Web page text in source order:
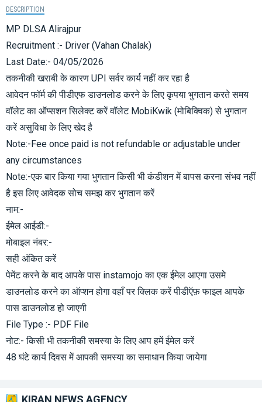
DESCRIPTION
MP DLSA Alirajpur
Recruitment :- Driver (Vahan Chalak)
Last Date:- 04/05/2026
तकनीकी खराबी के कारण UPI सर्वर कार्य नहीं कर रहा है
आवेदन फॉर्म की पीडीएफ डाउनलोड करने के लिए कृपया भुगतान करते समय
वॉलेट का ऑप्सशन सिलेक्ट करें वॉलेट MobiKwik (मोबिक्विक) से भुगतान
करें असुविधा के लिए खेद है
Note:-Fee once paid is not refundable or adjustable under
any circumstances
Note:-एक बार किया गया भुगतान किसी भी कंडीशन में बापस करना संभव नहीं
है इस लिए आवेदक सोच समझ कर भुगतान करें
नाम:-
ईमेल आईडी:-
मोबाइल नंबर:-
सही अंकित करें
पेमेंट करने के बाद आपके पास instamojo का एक ईमेल आएगा उसमे
डाउनलोड करने का ऑप्शन होगा वहाँ पर क्लिक करें पीडीऍफ़ फाइल आपके
पास डाउनलोड हो जाएगी
File Type :- PDF File
नोट:- किसी भी तकनीकी समस्या के लिए आप हमें ईमेल करें
48 घंटे कार्य दिवस में आपकी समस्या का समाधान किया जायेगा
KIRAN NEWS AGENCY